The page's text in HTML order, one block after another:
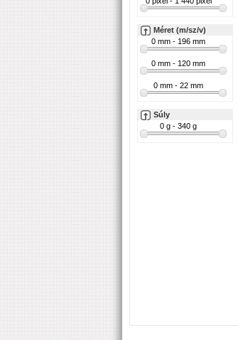
Méret (m/sz/v)
Súly